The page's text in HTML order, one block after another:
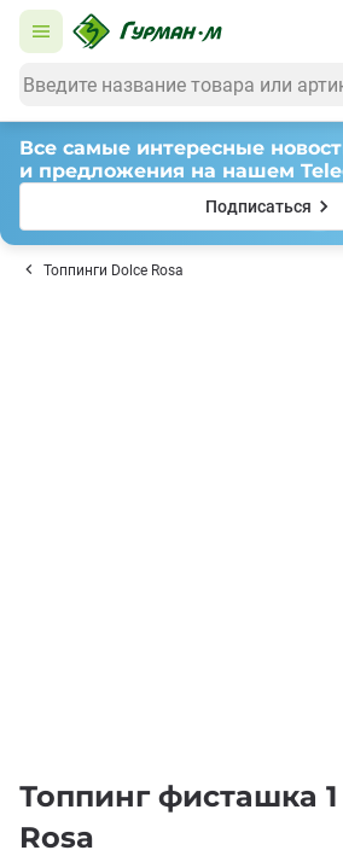
Все самые интересные
и предложения на нашем
Подписаться
Топпинги Dolce Rosa
Топпинг фисташка 1
Rosa